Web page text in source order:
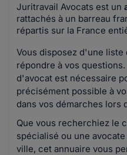
Juritravail Avocats est un
rattachés à un barreau
répartis sur la France
Vous disposez d'une liste
répondre à vos
d'avocat est nécessaire
précisément possible à
dans vos démarches lors
Que vous recherchiez le
spécialisé ou une
ville, cet annuaire vous